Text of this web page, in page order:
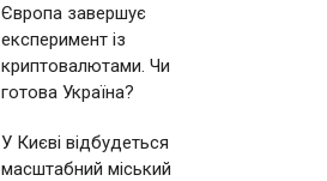
Європа завершує
експеримент із
криптовалютами. Чи
готова Україна?
У Києві відбудеться
масштабний міський